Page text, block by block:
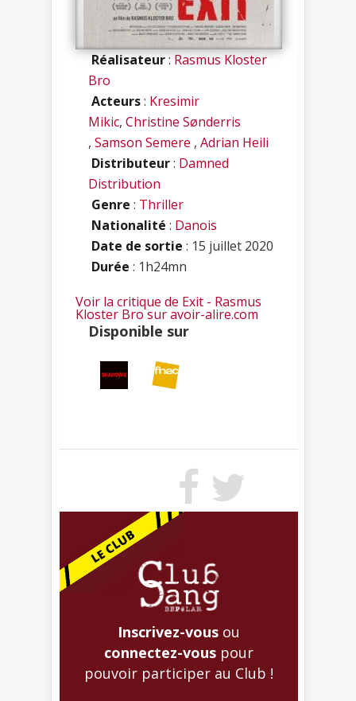
Réalisateur:Rasmus Kloster
Bro
Acteurs: Kresimir
Mikic, Christine Sønderris
, Samson Semere , Adrian Heili
Distributeur: Damned
Distribution
Genre : Thriller
Nationalité : Danois
Date de sortie : 15 juillet 2020
Durée : 1h24mn
Voir la critique de Exit - Rasmus
Kloster Bro sur avoir-alire.com
Disponible sur
Inscrivez-vous ou
connectez-vous pour
pouvoir participer au Club !